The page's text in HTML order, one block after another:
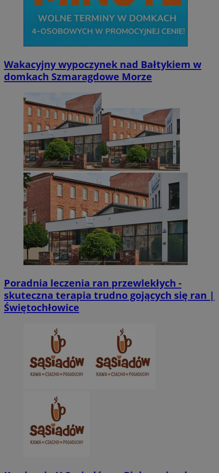
Wakacyjny wypoczynek nad Bałtykiem w
domkach Szmaragdowe Morze
Poradnia leczenia ran przewlekłych -
skuteczna terapia trudno gojących się ran |
Świętochłowice